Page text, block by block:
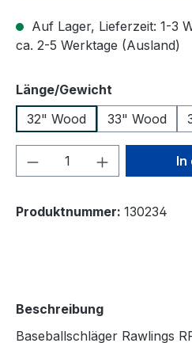
Auf Lager, Lieferzeit: 1-3
ca. 2-5 Werktage (Ausland)
Länge/Gewicht
32" Wood
33" Wood
Produkt Anzahl: In
Produktnummer: 130234
Beschreibung
Baseballschläger Rawlings